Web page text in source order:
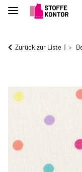
Zurück zur Liste